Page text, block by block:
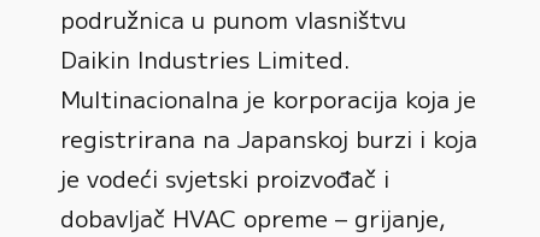
podružnica u punom vlasništvu
Daikin Industries Limited.
Multinacionalna je korporacija koja je
registrirana na Japanskoj burzi i koja
je vodeći svjetski proizvođač i
dobavljač HVAC opreme – grijanje,
0